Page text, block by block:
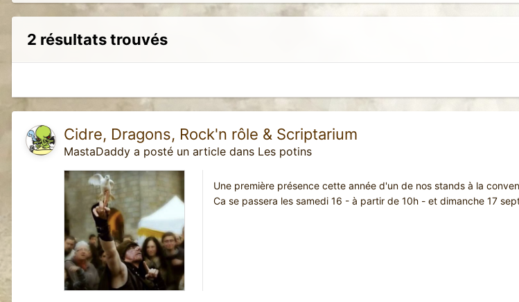
2 résultats trouvés
Cidre, Dragons, Rock'n rôle & Scriptarium
MastaDaddy a posté un article dans Les potins
Une première présence cette année d'un de nos stands à la
Ca se passera les samedi 16 - à partir de 10h - et dimanche 17